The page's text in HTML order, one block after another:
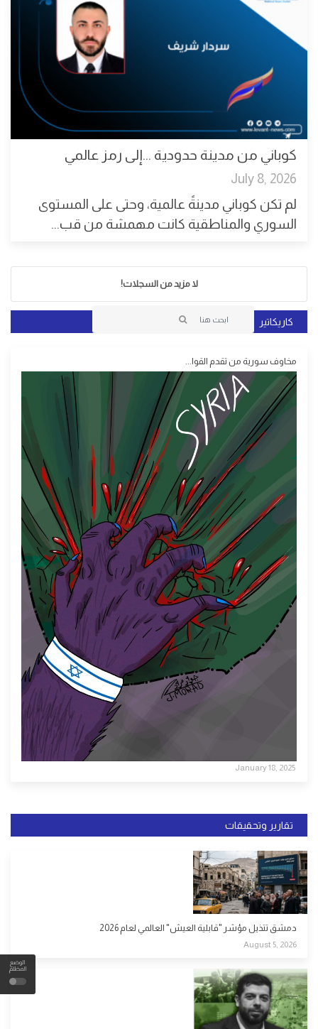
الوضع
المظلم
كوباني من مدينة حدودية ...إلى رمز عالمي
July 8, 2026
لم تكن كوباني مدينةً عالمية، وحتى على المستوى
السوري والمناطقية كانت مهمشة من قب...
لا مزيد من السجلات!
كاريكاتير
مخاوف سورية من تقدم القوا...
January 18, 2025
تقارير وتحقيقات
دمشق تتذيل مؤشر "قابلية العيش" العالمي لعام 2026
August 5, 2026